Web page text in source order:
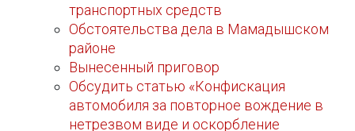
транспортных средств
Обстоятельства дела в Мамадышском
районе
Вынесенный приговор
Обсудить статью «Конфискация
автомобиля за повторное вождение в
нетрезвом виде и оскорбление